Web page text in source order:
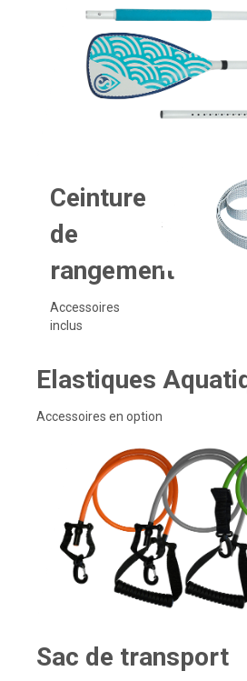
Ceinture
de
rangement
Accessoires
inclus
Elastiques
Accessoires en option
Sac de transport